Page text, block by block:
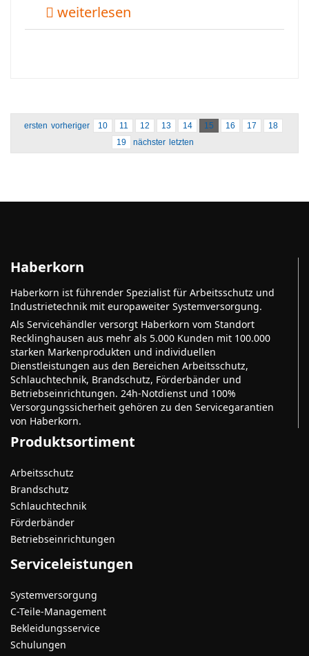
weiterlesen
ersten vorheriger 10 11 12 13 14 15 16 17
18
19
nächster letzten
Haberkorn
Haberkorn ist führender Spezialist für Arbeitsschutz und
Industrietechnik mit europaweiter Systemversorgung.
Als Servicehändler versorgt Haberkorn vom Standort
Recklinghausen aus mehr als 5.000 Kunden mit 100.000
starken Markenprodukten und individuellen
Dienstleistungen aus den Bereichen Arbeitsschutz,
Schlauchtechnik, Brandschutz, Förderbänder und
Betriebseinrichtungen. 24h-Notdienst und 100%
Versorgungssicherheit gehören zu den Servicegarantien
von Haberkorn.
Produktsortiment
Arbeitsschutz
Brandschutz
Schlauchtechnik
Förderbänder
Betriebseinrichtungen
Serviceleistungen
Systemversorgung
C-Teile-Management
Bekleidungsservice
Schulungen